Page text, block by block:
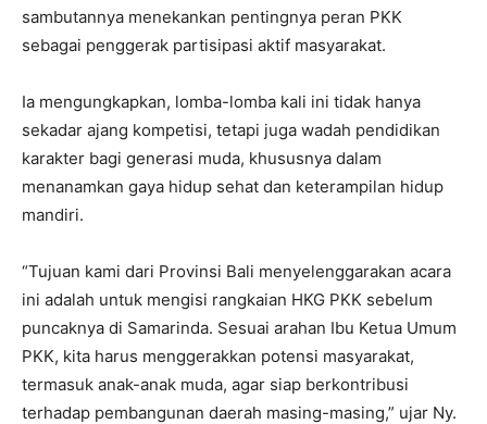
sambutannya menekankan pentingnya peran PKK
sebagai penggerak partisipasi aktif masyarakat.
Ia mengungkapkan, lomba-lomba kali ini tidak hanya
sekadar ajang kompetisi, tetapi juga wadah pendidikan
karakter bagi generasi muda, khususnya dalam
menanamkan gaya hidup sehat dan keterampilan hidup
mandiri.
“Tujuan kami dari Provinsi Bali menyelenggarakan acara
ini adalah untuk mengisi rangkaian HKG PKK sebelum
puncaknya di Samarinda. Sesuai arahan Ibu Ketua Umum
PKK, kita harus menggerakkan potensi masyarakat,
termasuk anak-anak muda, agar siap berkontribusi
terhadap pembangunan daerah masing-masing,” ujar Ny.